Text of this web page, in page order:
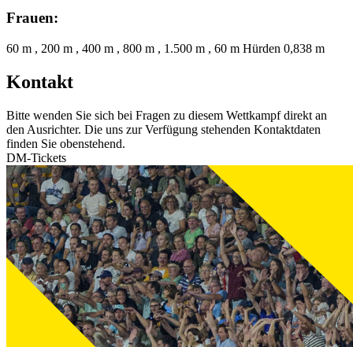
Frauen:
60 m , 200 m , 400 m , 800 m , 1.500 m , 60 m Hürden 0,838 m
Kontakt
Bitte wenden Sie sich bei Fragen zu diesem Wettkampf direkt an
den Ausrichter. Die uns zur Verfügung stehenden Kontaktdaten
finden Sie obenstehend.
DM-Tickets